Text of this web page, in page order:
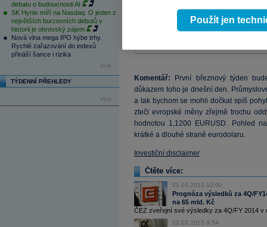
debatu o budoucnosti AI
SK Hynix míří na Nasdaq. O jeden z
největších burzovních debutů v
historii je obrovský zájem
Nová vlna mega IPO hýbe trhy.
Rychlé zařazování do indexů
přináší šance i rizika
více...
TÝDENNÍ PŘEHLEDY
více...
Komentář: První březnový týden
důkazem toho je dnešní den.
a tak bychom se mohli dočkat spíš
zteči evropské měny zřejmě trochu
hodnotou 1,1200 EURUSD. Pohled
krátké a dlouhé straně eurodolaru.
Investiční disclaimer
Čtěte více:
01.03.2015 10:00
Prognóza výsledků za 4Q/
na 65 mld. Kč
ČEZ zveřejní své výsledky za 4Q/FY 2014 v
02.03.2015 8:54
Použít jen